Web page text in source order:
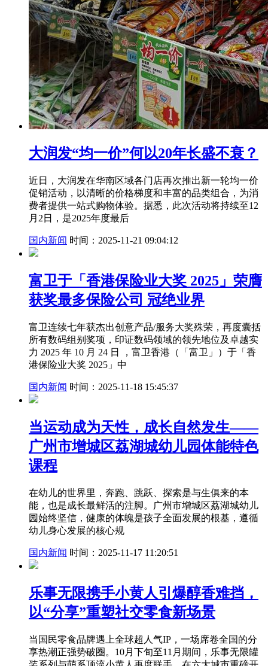
大润发“均一价”何以20年长盛不衰？
近日，大润发在华南区域各门店再次推出新一轮均一价
促销活动，以清晰的价格梯度和丰富的品类组合，为消
费者提供一站式购物体验。据悉，此次活动将持续至12
月2日，是2025年度最后
国内新闻 时间：2025-11-21 09:04:12
富卫于「香港保险业大奖 2025」荣膺
获奖最多保险公司 冠绝业界
富卫连续七年获杰出创意产品/服务大奖殊荣，再度囊括
所有数码组别奖项，印证数码领域的领先地位及卓越实
力 2025 年 10 月 24 日 ，富卫香港（「富卫」）于「香
港保险业大奖 2025」中
国内新闻 时间：2025-11-18 15:45:37
当运动成为天性，成长自然发生——
广州市增城区荔湖城幼儿园体能特色
课程
在幼儿的世界里，奔跑、跳跃、探索是与生俱来的本
能，也是成长最鲜活的注脚。广州市增城区荔湖城幼儿
园始终坚信，健康的体魄是孩子全面发展的根基，遵循
幼儿身心发展的核心规
国内新闻 时间：2025-11-17 11:20:51
乐事无限携手小黄人引爆醇香难挡，
以“分享”重塑社交零食新场景
当国民零食品牌遇上全球超人气IP，一场席卷全国的分
享热潮正强势破圈。10月下旬至11月期间，乐事无限罐